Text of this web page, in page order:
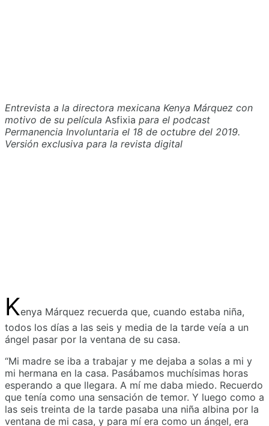
Entrevista a la directora mexicana Kenya Márquez con
motivo de su película Asfixia para el podcast
Permanencia Involuntaria el 18 de octubre del 2019.
Versión exclusiva para la revista digital
Kenya Márquez recuerda que, cuando estaba niña,
todos los días a las seis y media de la tarde veía a un
ángel pasar por la ventana de su casa.
“Mi madre se iba a trabajar y me dejaba a solas a mi y
mi hermana en la casa. Pasábamos muchísimas horas
esperando a que llegara. A mí me daba miedo. Recuerdo
que tenía como una sensación de temor. Y luego como a
las seis treinta de la tarde pasaba una niña albina por la
ventana de mi casa, y para mí era como un ángel, era